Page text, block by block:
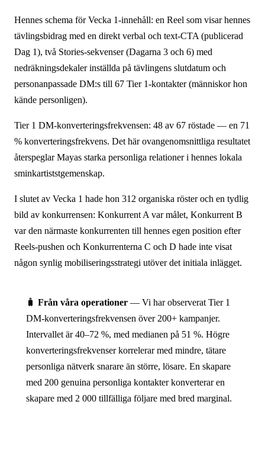
Hennes schema för Vecka 1-innehåll: en Reel som visar hennes
tävlingsbidrag med en direkt verbal och text-CTA (publicerad
Dag 1), två Stories-sekvenser (Dagarna 3 och 6) med
nedräknings­dekaler inställda på tävlingens slutdatum och
personanpassade DM:s till 67 Tier 1-kontakter (människor hon
kände personligen).
Tier 1 DM-konverteringsfrekvensen: 48 av 67 röstade — en 71
% konverteringsfrekvens. Det här ovan­genomsnittliga resultatet
återspeglar Mayas starka personliga relationer i hennes lokala
sminkartiststgemenskap.
I slutet av Vecka 1 hade hon 312 organiska röster och en tydlig
bild av konkurrensen: Konkurrent A var målet, Konkurrent B
var den närmaste konkurrenten till hennes egen position efter
Reels-pushen och Konkurrenterna C och D hade inte visat
någon synlig mobiliseringsstrategi utöver det initiala inlägget.
🧳 Från våra operationer — Vi har observerat Tier 1
DM-konverteringsfrekvensen över 200+ kampanjer.
Intervallet är 40–72 %, med medianen på 51 %. Högre
konverteringsfrekvenser korrelerar med mindre, tätare
personliga nätverk snarare än större, lösare. En skapare
med 200 genuina personliga kontakter konverterar en
skapare med 2 000 tillfälliga följare med bred marginal.